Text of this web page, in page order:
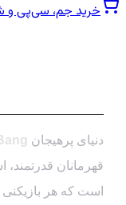
خرید جم، سی‌پی و
دنیای پرهیجان
قهرمانان
است که هر